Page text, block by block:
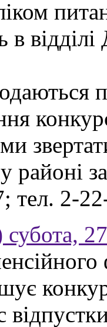
в
районі
тел. 2-